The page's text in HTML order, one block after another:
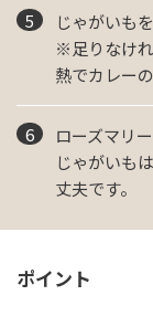
じゃがいも
※足りなけれ
熱でカレー
ローズマリ
じゃがいも
丈夫です。
ポイント